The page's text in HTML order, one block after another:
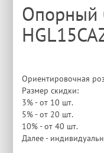
Опорный
Ориентировочная
Размер скидки:
3% - от 10 шт.
5% - от 20 шт.
10% - от 40 шт.
Далее -